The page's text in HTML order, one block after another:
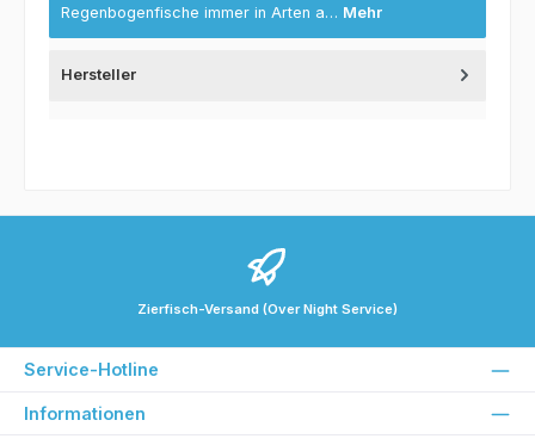
Regenbogenfische immer in Arten a… Mehr
Hersteller
Zierfisch-Versand (Over Night Service)
Service-Hotline
Informationen